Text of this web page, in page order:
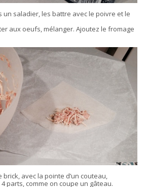
un saladier, les battre avec le poivre et le
aux oeufs, mélanger. Ajoutez le fromage
avec la pointe d’un couteau,
parts, comme on coupe un gâteau.